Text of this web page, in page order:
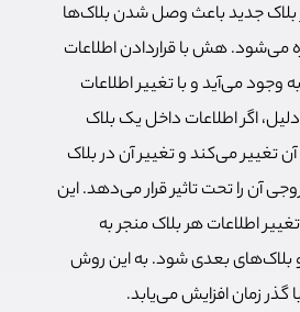
جدید باعث وصل شدن بلاک‌ها
می‌شود. هش با قراردادن اطلاعات
می‌آید و با تغییر اطلاعات
اگر اطلاعات داخل یک بلاک
تغییر می‌کند و تغییر آن در بلاک
آن را تحت تاثیر قرار می‌دهد. این
اطلاعات هر بلاک منجر به
بلاک‌های بعدی شود. به این روش
زمان افزایش می‌یابد.